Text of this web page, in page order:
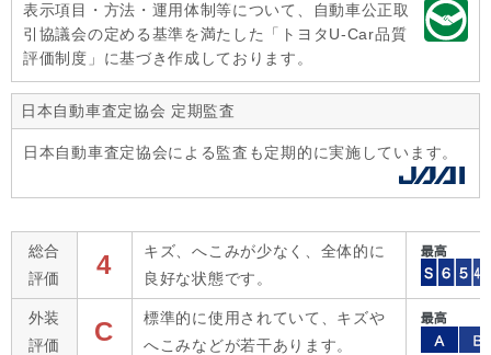
表示項目・方法・運用体制等について、自動車公正取
引協議会の定める基準を満たした「トヨタU-Car品質
評価制度」に基づき作成しております。
日本自動車査定協会 定期監査
日本自動車査定協会による監査も定期的に実施しています。
総合
評価
4
キズ、へこみが少なく、全体的に
良好な状態です。
外装
評価
C
標準的に使用されていて、キズや
へこみなどが若干あります。